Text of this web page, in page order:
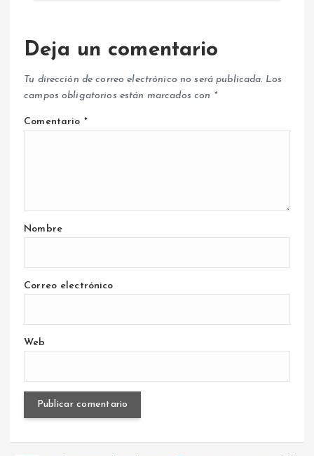
Deja un comentario
Tu dirección de correo electrónico no será publicada. Los
campos obligatorios están marcados con *
Comentario *
Nombre
Correo electrónico
Web